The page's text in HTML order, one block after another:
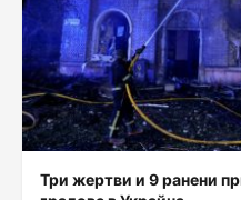
Три жертви и 9 ранени